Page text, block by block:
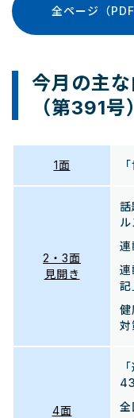
全ページ（
今月の主
（第391号）
1面
2・3面
見開き
連
記
健
対
4面
全